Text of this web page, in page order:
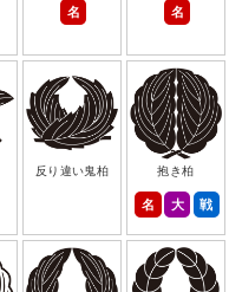
名 名
反り違い鬼柏 抱き柏
名 大 戦